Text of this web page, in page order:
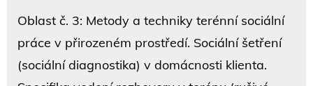
Oblast č. 3: Metody a techniky terénní sociální
práce v přirozeném prostředí. Sociální šetření
(sociální diagnostika) v domácnosti klienta.